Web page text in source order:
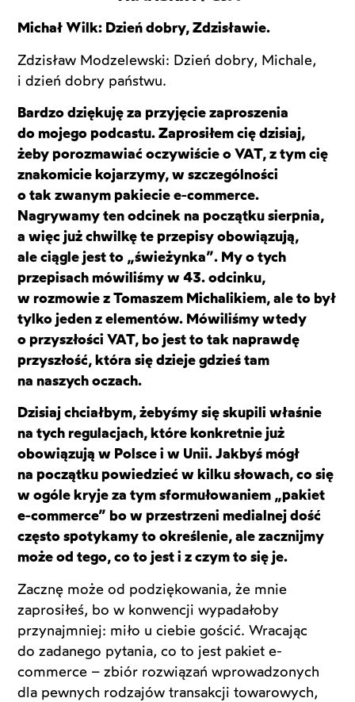
Michał Wilk: Dzień dobry, Zdzisławie.
Zdzisław Modzelewski: Dzień dobry, Michale,
i dzień dobry państwu.
Bardzo dziękuję za przyjęcie zaproszenia
do mojego podcastu. Zaprosiłem cię dzisiaj,
żeby porozmawiać oczywiście o VAT, z tym cię
znakomicie kojarzymy, w szczególności
o tak zwanym pakiecie e-commerce.
Nagrywamy ten odcinek na początku sierpnia,
a więc już chwilkę te przepisy obowiązują,
ale ciągle jest to „świeżynka”. My o tych
przepisach mówiliśmy w 43. odcinku,
w rozmowie z Tomaszem Michalikiem, ale to był
tylko jeden z elementów. Mówiliśmy wtedy
o przyszłości VAT, bo jest to tak naprawdę
przyszłość, która się dzieje gdzieś tam
na naszych oczach.
Dzisiaj chciałbym, żebyśmy się skupili właśnie
na tych regulacjach, które konkretnie już
obowiązują w Polsce i w Unii. Jakbyś mógł
na początku powiedzieć w kilku słowach, co się
w ogóle kryje za tym sformułowaniem „pakiet
e-commerce” bo w przestrzeni medialnej dość
często spotykamy to określenie, ale zacznijmy
może od tego, co to jest i z czym to się je.
Zacznę może od podziękowania, że mnie
zaprosiłeś, bo w konwencji wypadałoby
przynajmniej: miło u ciebie gościć. Wracając
do zadanego pytania, co to jest pakiet e-
commerce – zbiór rozwiązań wprowadzonych
dla pewnych rodzajów transakcji towarowych,